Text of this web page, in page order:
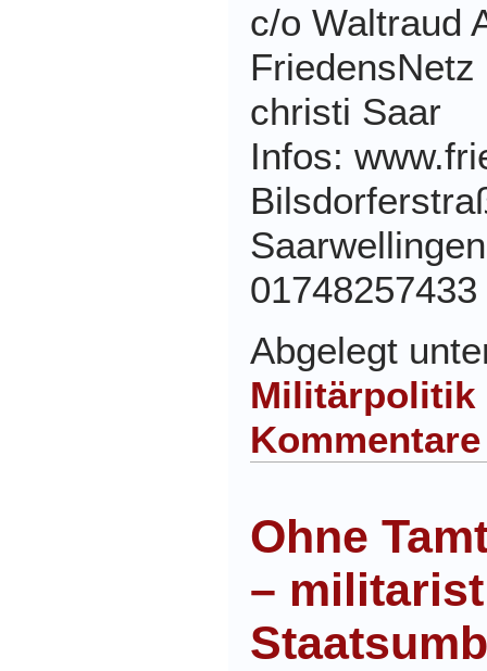
c/o Waltraud
christi Saar
Infos:
01748257433
Abgelegt
Militärpolitik
Ohne
–